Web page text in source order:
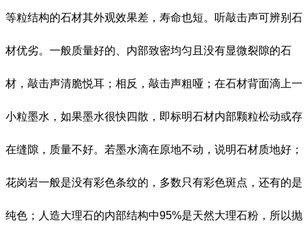
等粒结构的石材其外观效果差，寿命也短。听敲击声可辨别石
材优劣。一般质量好的、内部致密均匀且没有显微裂隙的石
材，敲击声清脆悦耳；相反，敲击声粗哑；在石材背面滴上一
小粒墨水，如果墨水很快四散，即标明石材内部颗粒松动或存
在缝隙，质量不好。若墨水滴在原地不动，说明石材质地好；
花岗岩一般是没有彩色条纹的，多数只有彩色斑点，还有的是
纯色；人造大理石的内部结构中95%是天然大理石粉，所以抛